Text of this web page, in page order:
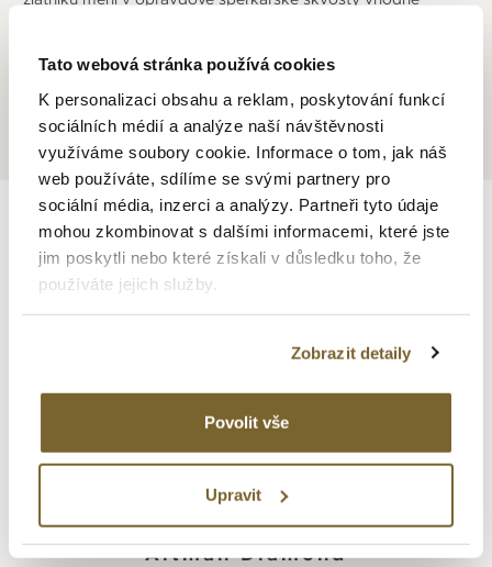
Tato webová stránka používá cookies
K personalizaci obsahu a reklam, poskytování funkcí
sociálních médií a analýze naší návštěvnosti
využíváme soubory cookie. Informace o tom, jak náš
web používáte, sdílíme se svými partnery pro
sociální média, inzerci a analýzy. Partneři tyto údaje
mohou zkombinovat s dalšími informacemi, které jste
jim poskytli nebo které získali v důsledku toho, že
používáte jejich služby.
Zobrazit detaily
Povolit vše
Upravit
DOPORUČUJEME
Altman Diamond